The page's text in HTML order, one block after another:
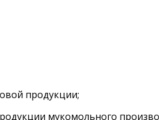
продукции;
мукомольного